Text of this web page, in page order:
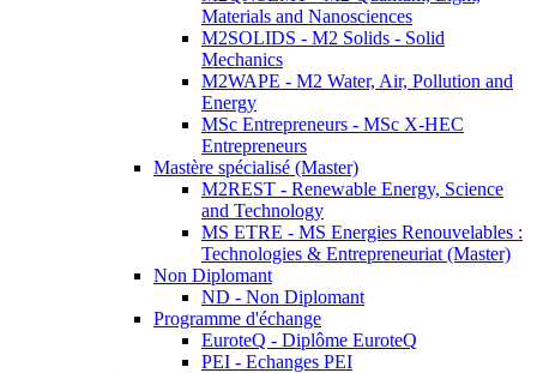
Materials and Nanosciences
M2SOLIDS - M2 Solids - Solid
Mechanics
M2WAPE - M2 Water, Air, Pollution and
Energy
MSc Entrepreneurs - MSc X-HEC
Entrepreneurs
Mastère spécialisé (Master)
M2REST - Renewable Energy, Science
and Technology
MS ETRE - MS Energies Renouvelables :
Technologies & Entrepreneuriat (Master)
Non Diplomant
ND - Non Diplomant
Programme d'échange
EuroteQ - Diplôme EuroteQ
PEI - Echanges PEI